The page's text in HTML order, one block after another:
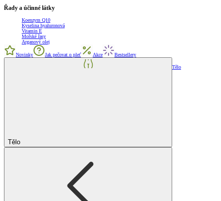
Řady a účinné látky
Koenzym Q10
Kyselina hyaluronová
Vitamin E
Mořské řasy
Arganový olej
Novinky Jak pečovat o pleť Akce Bestsellery
Tělo
Tělo